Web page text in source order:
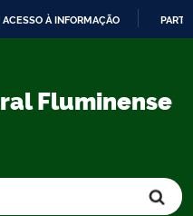
ACESSO À INFORMAÇÃO
Fluminense